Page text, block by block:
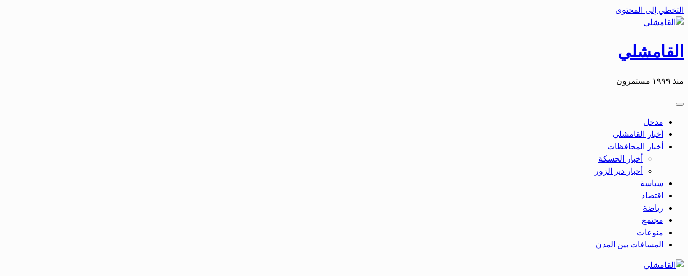
التخطي إلى المحتوى
القامشلي
منذ ١٩٩٩ مستمرون
مدخل
أخبار القامشلي
أخبار المحافظات
أخبار الحسكة
أحبار دير الزور
سياسة
اقتصاد
رياضة
مجتمع
منوعات
المسافات بين المدن